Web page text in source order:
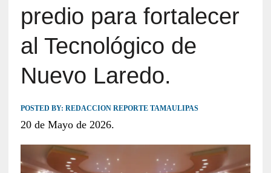
predio para fortalecer
al Tecnológico de
Nuevo Laredo.
POSTED BY: REDACCION REPORTE TAMAULIPAS
20 de Mayo de 2026.